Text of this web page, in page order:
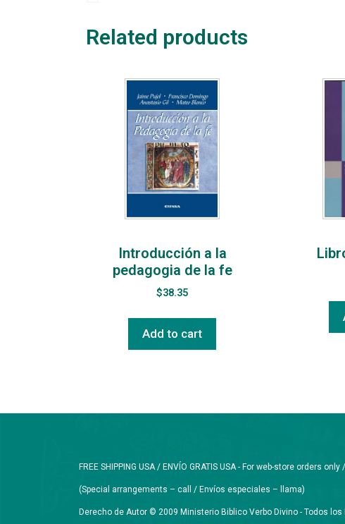
Related products
Introducción a la
pedagogia de la fe
$38.35
Add to cart
FREE SHIPPING USA / ENVÍO GRATIS USA - For web-store orders
(Special arrangements – call / Envíos especiales – llama)
Derecho de Autor © 2009 Ministerio Biblico Verbo Divino - Todos